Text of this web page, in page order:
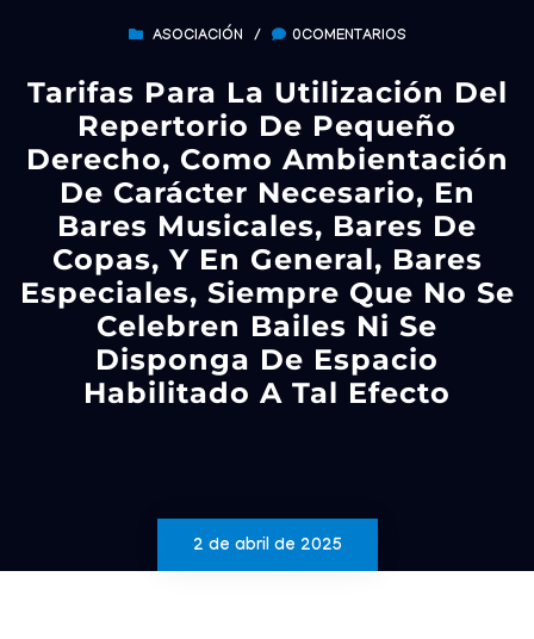
ASOCIACIÓN / 0COMENTARIOS
Tarifas Para La Utilización Del
Repertorio De Pequeño
Derecho, Como Ambientación
De Carácter Necesario, En
Bares Musicales, Bares De
Copas, Y En General, Bares
Especiales, Siempre Que No Se
Celebren Bailes Ni Se
Disponga De Espacio
Habilitado A Tal Efecto
2 de abril de 2025